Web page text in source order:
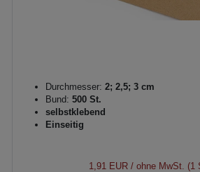
Durchmesser: 2; 2,5; 3 cm
Bund: 500 St.
selbstklebend
Einseitig
1,91 EUR / ohne MwSt. (1